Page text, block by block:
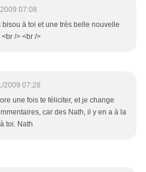
07:08
bisou à toi et une très belle nouvelle
/> <br />
2009 07:28
une fois te féliciter, et je change
car des Nath, il y en a à la
toi. Nath